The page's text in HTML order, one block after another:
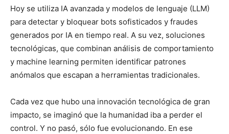
Hoy se utiliza IA avanzada y modelos de lenguaje (LLM)
para detectar y bloquear bots sofisticados y fraudes
generados por IA en tiempo real. A su vez, soluciones
tecnológicas, que combinan análisis de comportamiento
y machine learning permiten identificar patrones
anómalos que escapan a herramientas tradicionales.
Cada vez que hubo una innovación tecnológica de gran
impacto, se imaginó que la humanidad iba a perder el
control. Y no pasó, sólo fue evolucionando. En ese